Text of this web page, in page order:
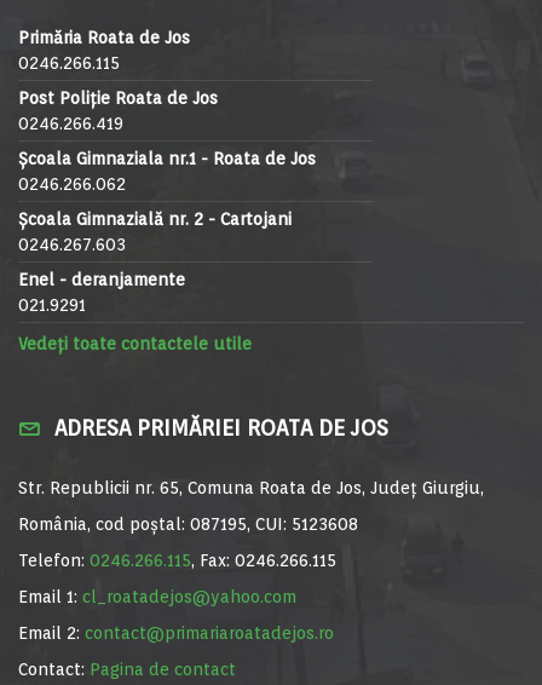
Primăria Roata de Jos
0246.266.115
Post Poliție Roata de Jos
0246.266.419
Școala Gimnaziala nr.1 - Roata de Jos
0246.266.062
Școala Gimnazială nr. 2 - Cartojani
0246.267.603
Enel - deranjamente
021.9291
Vedeți toate contactele utile
ADRESA PRIMĂRIEI ROATA DE JOS
Str. Republicii nr. 65, Comuna Roata de Jos, Județ Giurgiu,
România, cod poștal: 087195, CUI: 5123608
Telefon: 0246.266.115, Fax: 0246.266.115
Email 1: cl_roatadejos@yahoo.com
Email 2: contact@primariaroatadejos.ro
Contact: Pagina de contact